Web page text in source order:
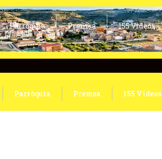
Parròquia Premsa 155 Vídeos
Parròquia Premsa 155 Vídeos